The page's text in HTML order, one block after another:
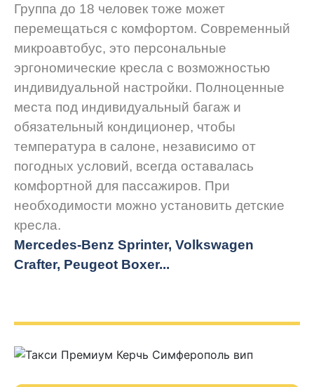
Группа до 18 человек тоже может
перемещаться с комфортом. Современный
микроавтобус, это персональные
эргономические кресла с возможностью
индивидуальной настройки. Полноценные
места под индивидуальный багаж и
обязательный кондиционер, чтобы
температура в салоне, независимо от
погодных условий, всегда оставалась
комфортной для пассажиров. При
необходимости можно установить детские
кресла.
Mercedes-Benz Sprinter, Volkswagen
Crafter, Peugeot Boxer...